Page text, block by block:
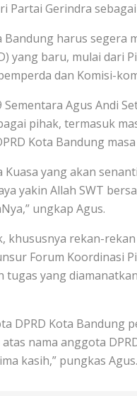
Partai Gerindra
Bandung harus segera
yang baru, mulai dari
dan Komisi-
Sementara Agus Andi
pihak, termasuk
Kota Bandung
Kuasa yang akan
yakin Allah SWT
ungkap Agus.
rekan-
Forum Koordinasi
yang
DPRD Kota Bandung
nama anggota
kasih,” pungkas Agus.